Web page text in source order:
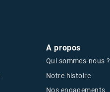
A propos
Qui sommes-nous ?
Notre histoire